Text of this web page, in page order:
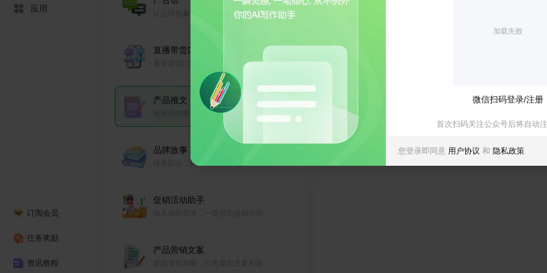
应用
订阅会员
任务奖励
资讯教程
让品牌形象深植人心，驱动消费行动
直播带货口播稿
量身定做口播稿，产品销量没烦恼
产品推文
根据你的要求，一键生成产品推文
品牌故事
传承匠心，铸就品质，讲述品牌传奇
促销活动助手
产品营销文案
欢迎来到例外写作，应用内容由AI生成，请勿非法利用！有任何意见或建议，请
加载失败
微信扫码登录/注册
首次扫码关注公众号后将自动
您登录即同意 用户协议 和 隐私政策